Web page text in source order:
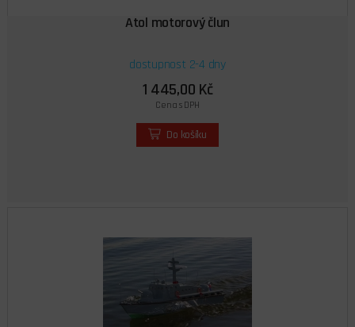
Atol motorový člun
dostupnost 2-4 dny
1 445,00 Kč
Cena s DPH
Do košíku